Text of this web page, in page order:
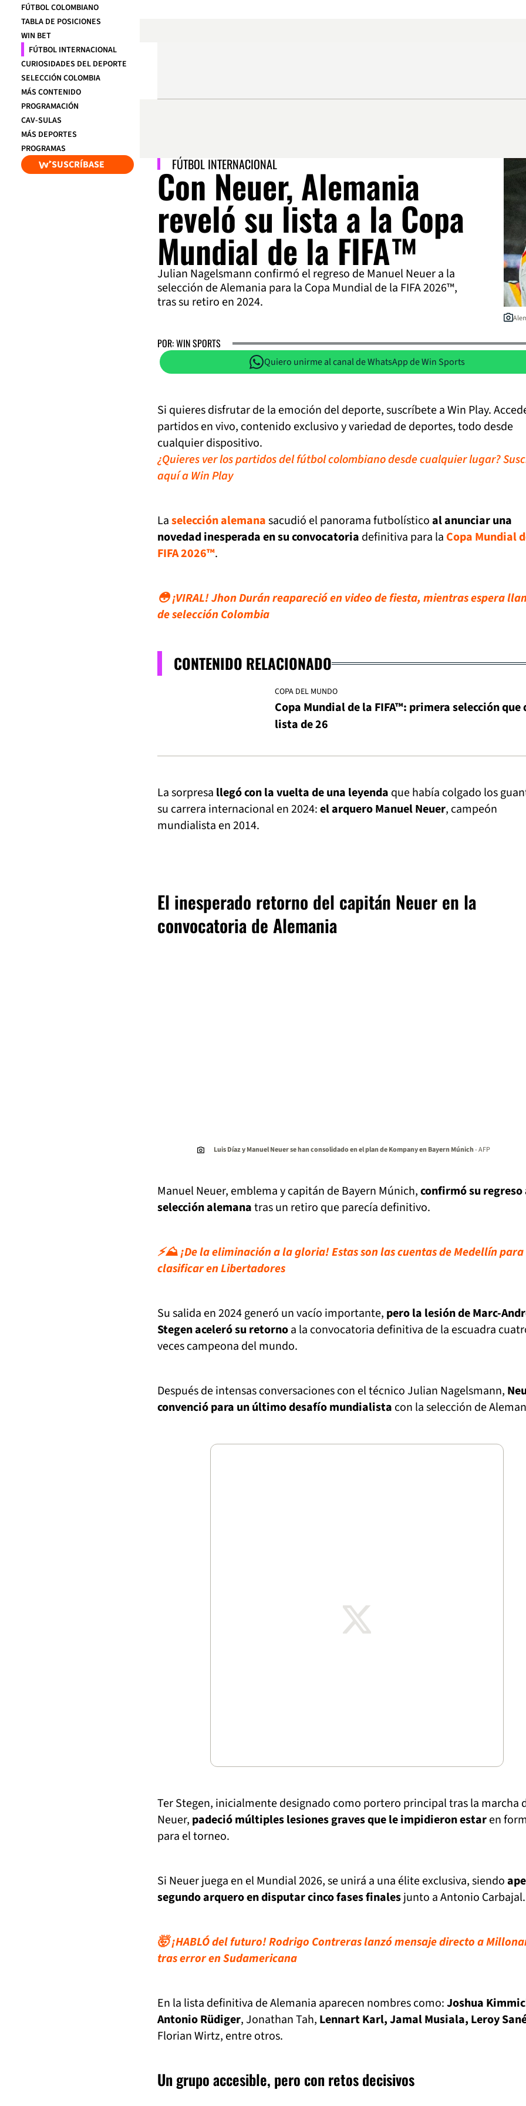
FÚTBOL COLOMBIANO
TABLA DE POSICIONES
WIN BET
FÚTBOL INTERNACIONAL
CURIOSIDADES DEL DEPORTE
SELECCIÓN COLOMBIA
MÁS CONTENIDO
PROGRAMACIÓN
CAV-SULAS
MÁS DEPORTES
PROGRAMAS
SUSCRÍBASE FÚTBOL INTERNACIONAL
Con Neuer, Alemania
reveló su lista a la Copa
Mundial de la FIFA™
Julian Nagelsmann confirmó el regreso de Manuel Neuer a la
selección de Alemania para la Copa Mundial de la FIFA 2026™,
tras su retiro en 2024.
POR: WIN SPORTS
Quiero unirme al canal de WhatsApp de Win Sports
Si quieres disfrutar de la emoción del deporte, suscríbete a Win Play.
partidos en vivo, contenido exclusivo y variedad de deportes, todo desde
cualquier dispositivo.
¿Quieres ver los partidos del fútbol colombiano desde cualquier lugar?
aquí a Win Play
Laselección alemanasacudió el panorama futbolísticoal anunciar una
novedad inesperada en su convocatoria definitiva para la Copa Mundial
FIFA 2026™.
😳 ¡VIRAL! Jhon Durán reapareció en video de fiesta, mientras espera
de selección Colombia
CONTENIDO RELACIONADO
COPA DEL MUNDO
Copa Mundial de la FIFA™: primera selección que
lista de 26
La sorpresa llegó con la vuelta de una leyenda que había colgado los
su carrera internacional en 2024:el arquero Manuel Neuer, campeón
mundialista en 2014.
El inesperado retorno del capitán Neuer en la
convocatoria de Alemania
Luis Díaz y Manuel Neuer se han consolidado en el plan de Kompany en Bayern Múnich- AFP
Manuel Neuer, emblema y capitán de Bayern Múnich,confirmó su regreso
selección alemanatras un retiro que parecía definitivo.
⚡⛰️ ¡De la eliminación a la gloria! Estas son las cuentas de Medellín para
clasificar en Libertadores
Su salida en 2024 generó un vacío importante, pero la lesión de Marc-
Stegen aceleró su retornoa la convocatoria definitiva de la escuadra
veces campeona del mundo.
Después de intensas conversaciones con el técnico Julian Nagelsmann,
convenció para un último desafío mundialista con la selección de
Ter Stegen, inicialmente designado como portero principal tras la marcha
Neuer, padeció múltiples lesiones graves que le impidieron estaren
para el torneo.
Si Neuer juega en el Mundial 2026, se unirá a una élite exclusiva, siendo
segundo arquero en disputar cinco fases finalesjunto a Antonio Carbajal.
🤯 ¡HABLÓ del futuro! Rodrigo Contreras lanzó mensaje directo a
tras error en Sudamericana
En la lista definitiva de Alemania aparecen nombres como:Joshua
Antonio Rüdiger, Jonathan Tah, Lennart Karl, Jamal Musiala, Leroy
Florian Wirtz, entre otros.
Un grupo accesible, pero con retos decisivos